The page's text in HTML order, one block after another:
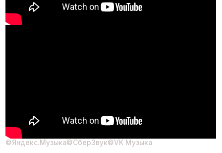
©Яндекс.Музыка ©СберЗвук©VK Музыка